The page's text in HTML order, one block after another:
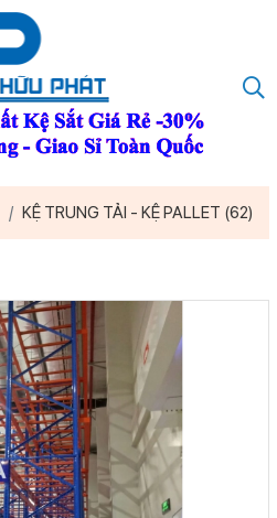
KỆ TRUNG TẢI - KỆ PALLET (62)